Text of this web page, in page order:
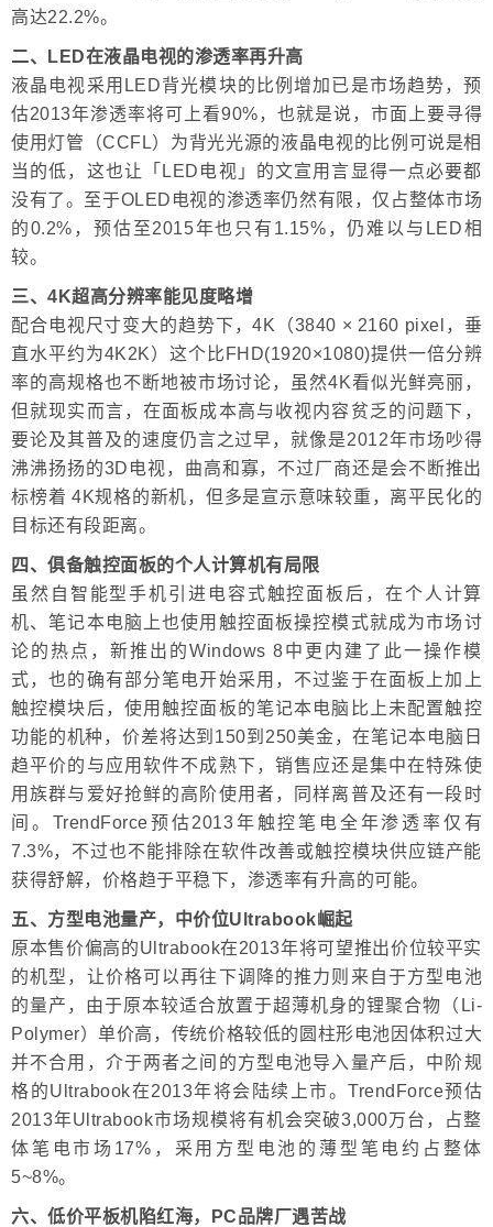
高达22.2%。
二、LED在液晶电视的渗透率再升高
液晶电视采用LED背光模块的比例增加已是市场趋势，预
估2013年渗透率将可上看90%，也就是说，市面上要寻得
使用灯管（CCFL）为背光光源的液晶电视的比例可说是相
当的低，这也让「LED电视」的文宣用言显得一点必要都
没有了。至于OLED电视的渗透率仍然有限，仅占整体市场
的0.2%，预估至2015年也只有1.15%，仍难以与LED相
较。
三、4K超高分辨率能见度略增
配合电视尺寸变大的趋势下，4K（3840 × 2160 pixel，垂
直水平约为4K2K）这个比FHD(1920×1080)提供一倍分辨
率的高规格也不断地被市场讨论，虽然4K看似光鲜亮丽，
但就现实而言，在面板成本高与收视内容贫乏的问题下，
要论及其普及的速度仍言之过早，就像是2012年市场吵得
沸沸扬扬的3D电视，曲高和寡，不过厂商还是会不断推出
标榜着 4K规格的新机，但多是宣示意味较重，离平民化的
目标还有段距离。
四、俱备触控面板的个人计算机有局限
虽然自智能型手机引进电容式触控面板后，在个人计算
机、笔记本电脑上也使用触控面板操控模式就成为市场讨
论的热点，新推出的Windows 8中更内建了此一操作模
式，也的确有部分笔电开始采用，不过鉴于在面板上加上
触控模块后，使用触控面板的笔记本电脑比上未配置触控
功能的机种，价差将达到150到250美金，在笔记本电脑日
趋平价的与应用软件不成熟下，销售应还是集中在特殊使
用族群与爱好抢鲜的高阶使用者，同样离普及还有一段时
间。TrendForce预估2013年触控笔电全年渗透率仅有
7.3%，不过也不能排除在软件改善或触控模块供应链产能
获得舒解，价格趋于平稳下，渗透率有升高的可能。
五、方型电池量产，中价位Ultrabook崛起
原本售价偏高的Ultrabook在2013年将可望推出价位较平实
的机型，让价格可以再往下调降的推力则来自于方型电池
的量产，由于原本较适合放置于超薄机身的锂聚合物（Li-
Polymer）单价高，传统价格较低的圆柱形电池因体积过大
并不合用，介于两者之间的方型电池导入量产后，中阶规
格的Ultrabook在2013年将会陆续上市。TrendForce预估
2013年Ultrabook市场规模将有机会突破3,000万台，占整
体笔电市场17%，采用方型电池的薄型笔电约占整体
5~8%。
六、低价平板机陷红海，PC品牌厂遇苦战